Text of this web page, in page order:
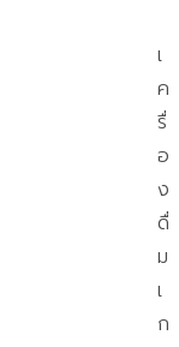
เ
ค
รื่
อ
ง
ดื่
ม
เ
ก